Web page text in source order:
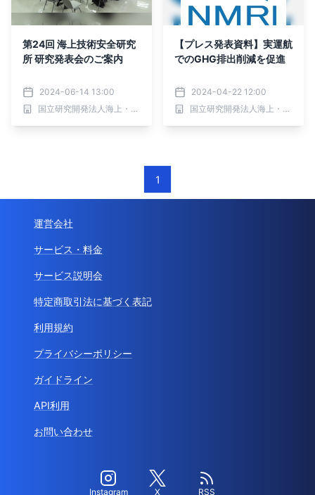
第24回 海上技術安全研究
所 研究発表会のご案内
2024-06-14 13:00
国立研究開発法人海上・港湾・航空技術研究所 海上技術安全研究所
【プレス発表資料】実運航
でのGHG排出削減を促進
2024-04-22 12:00
国立研究開発法人海上・港湾・航空技術研究所 海上技術安全研究所
1
運営会社
サービス・料金
サービス説明会
特定商取引法に基づく表記
利用規約
プライバシーポリシー
ガイドライン
API利用
お問い合わせ
Instagram X RSS